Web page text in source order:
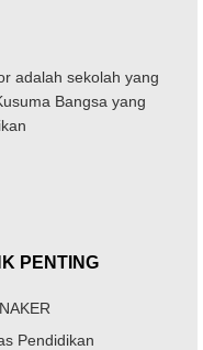
adalah sekolah yang
Bangsa yang
PENTING
Pendidikan